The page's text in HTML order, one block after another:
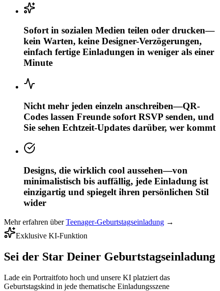
Sofort in sozialen Medien teilen oder drucken—
kein Warten, keine Designer-Verzögerungen,
einfach fertige Einladungen in weniger als einer
Minute
Nicht mehr jeden einzeln anschreiben—QR-
Codes lassen Freunde sofort RSVP senden, und
Sie sehen Echtzeit-Updates darüber, wer kommt
Designs, die wirklich cool aussehen—von
minimalistisch bis auffällig, jede Einladung ist
einzigartig und spiegelt ihren persönlichen Stil
wider
Mehr erfahren über Teenager-Geburtstagseinladung →
Exklusive KI-Funktion
Sei der Star Deiner Geburtstagseinladung
Lade ein Portraitfoto hoch und unsere KI platziert das
Geburtstagskind in jede thematische Einladungsszene